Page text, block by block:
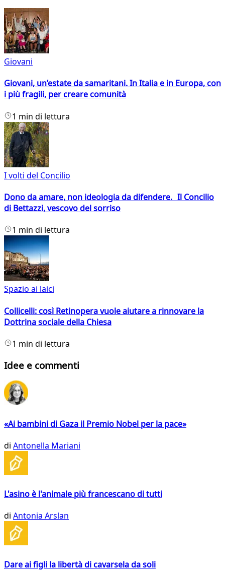
Giovani
Giovani, un’estate da samaritani. In Italia e in Europa, con
i più fragili, per creare comunità
1 min di lettura
I volti del Concilio
Dono da amare, non ideologia da difendere. Il Concilio
di Bettazzi, vescovo del sorriso
1 min di lettura
Spazio ai laici
Collicelli: così Retinopera vuole aiutare a rinnovare la
Dottrina sociale della Chiesa
1 min di lettura
Idee e commenti
«Ai bambini di Gaza il Premio Nobel per la pace»
di Antonella Mariani
L'asino è l'animale più francescano di tutti
di Antonia Arslan
Dare ai figli la libertà di cavarsela da soli